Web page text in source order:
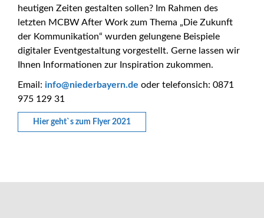
heutigen Zeiten gestalten sollen? Im Rahmen des
letzten MCBW After Work zum Thema „Die Zukunft
der Kommunikation“ wurden gelungene Beispiele
digitaler Eventgestaltung vorgestellt. Gerne lassen wir
Ihnen Informationen zur Inspiration zukommen.
Email: info _at_
niederbayern.de oder telefonsich: 0871
975 129 31
Hier geht`s zum Flyer 2021